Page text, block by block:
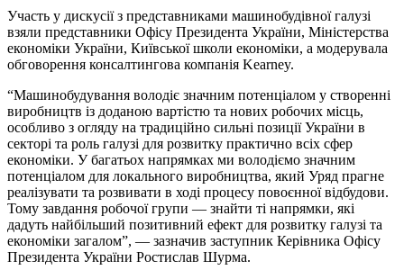
Участь у дискусії з представниками машинобудівної галузі
взяли представники Офісу Президента України, Міністерства
економіки України, Київської школи економіки, а модерувала
обговорення консалтингова компанія Kearney.
“Машинобудування володіє значним потенціалом у створенні
виробництв із доданою вартістю та нових робочих місць,
особливо з огляду на традиційно сильні позиції України в
секторі та роль галузі для розвитку практично всіх сфер
економіки. У багатьох напрямках ми володіємо значним
потенціалом для локального виробництва, який Уряд прагне
реалізувати та розвивати в ході процесу повоєнної відбудови.
Тому завдання робочої групи — знайти ті напрямки, які
дадуть найбільший позитивний ефект для розвитку галузі та
економіки загалом”, — зазначив заступник Керівника Офісу
Президента України Ростислав Шурма.